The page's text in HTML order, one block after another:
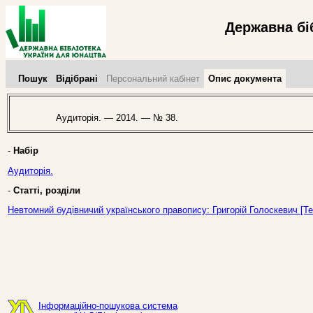
Державна
Пошук Відібрані Персональний кабінет Опис документа
Аудиторія. — 2014. — № 38.
- Набір
Аудиторія.
- Статті, розділи
Невтомний будівничий українського правопису: Григорій
Інформаційно-пошукова система